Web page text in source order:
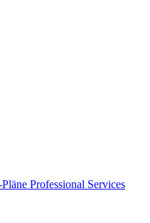
Professional Services